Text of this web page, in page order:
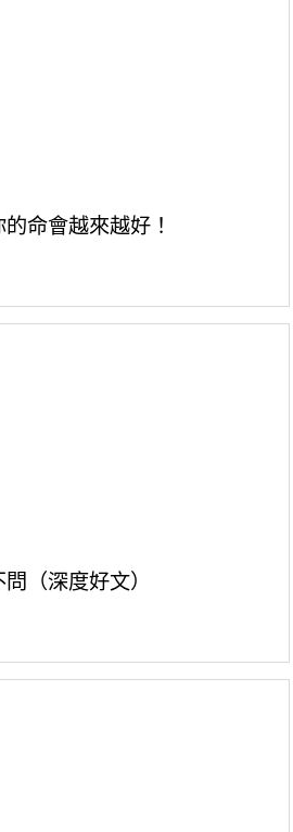
命會越來越好！
（深度好文）